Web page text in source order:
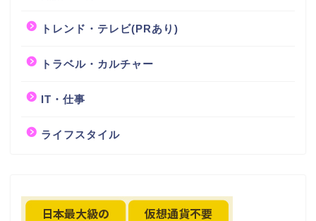
トレンド・テレビ(PRあり)
トラベル・カルチャー
IT・仕事
ライフスタイル